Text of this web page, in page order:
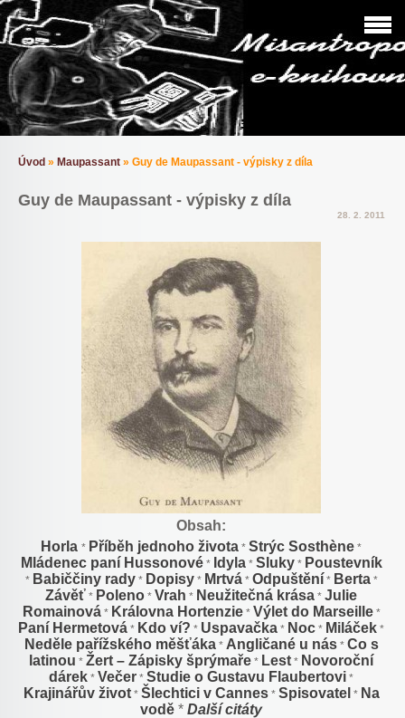
Úvod » Maupassant » Guy de Maupassant - výpisky z díla
Guy de Maupassant - výpisky z díla
28. 2. 2011
Obsah:
Horla * Příběh jednoho života * Strýc Sosthène *
Mládenec paní Hussonové* Idyla* Sluky* Poustevník
* Babiččiny rady* Dopisy* Mrtvá* Odpuštění* Berta*
Závěť * Poleno * Vrah * Neužitečná krása * Julie
Romainová* Královna Hortenzie* Výlet do Marseille*
Paní Hermetová * Kdo ví? * Uspavačka * Noc * Miláček *
Neděle pařížského měšťáka* Angličané u nás* Co s
latinou * Žert – Zápisky šprýmaře * Lest * Novoroční
dárek * Večer * Studie o Gustavu Flaubertovi *
Krajinářův život* Šlechtici v Cannes* Spisovatel * Na
vodě * Další citáty